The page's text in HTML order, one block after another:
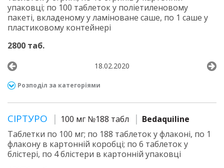
упаковці; по 100 таблеток у поліетиленовому
пакеті, вкладеному у ламіноване саше, по 1 саше у
пластиковому контейнері
2800 таб.
18.02.2020
Розподіл за категоріями
СІРТУРО 100 мг №188 табл
Bedaquiline
Таблетки по 100 мг; по 188 таблеток у флаконі, по 1
флакону в картонній коробці; по 6 таблеток у
блістері, по 4 блістери в картонній упаковці